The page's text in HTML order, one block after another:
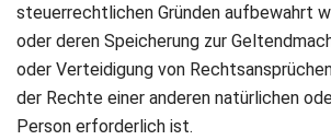
steuerrechtlichen Gründen aufbewahrt
oder deren Speicherung zur
oder Verteidigung von
der Rechte einer anderen natürlichen
Person erforderlich ist.